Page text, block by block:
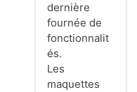
dernière
fournée de
fonctionnalit
és.
Les
maquettes